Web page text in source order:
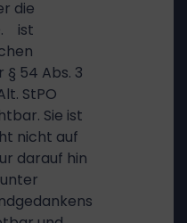
die
ist
54 Abs. 3
StPO
Sie ist
nicht auf
darauf hin